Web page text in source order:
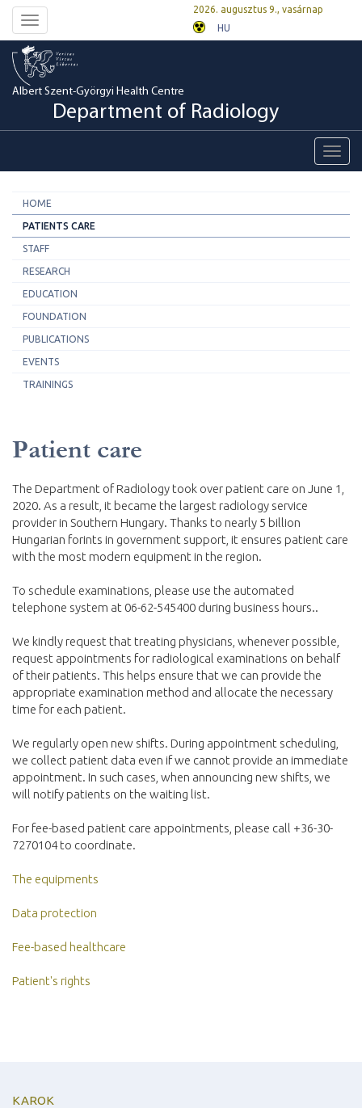
Toggle
navigation
2026. augusztus 9., vasárnap
HU
Albert Szent-Györgyi Health Centre
Department of Radiology
HOME
PATIENTS CARE
STAFF
RESEARCH
EDUCATION
FOUNDATION
PUBLICATIONS
EVENTS
TRAININGS
Patient care
The Department of Radiology took over patient care on June 1,
2020. As a result, it became the largest radiology service
provider in Southern Hungary. Thanks to nearly 5 billion
Hungarian forints in government support, it ensures patient care
with the most modern equipment in the region.
To schedule examinations, please use the automated
telephone system at 06-62-545400 during business hours..
We kindly request that treating physicians, whenever possible,
request appointments for radiological examinations on behalf
of their patients. This helps ensure that we can provide the
appropriate examination method and allocate the necessary
time for each patient.
We regularly open new shifts. During appointment scheduling,
we collect patient data even if we cannot provide an immediate
appointment. In such cases, when announcing new shifts, we
will notify patients on the waiting list.
For fee-based patient care appointments, please call +36-30-
7270104 to coordinate.
The equipments
Data protection
Fee-based healthcare
Patient's rights
KAROK